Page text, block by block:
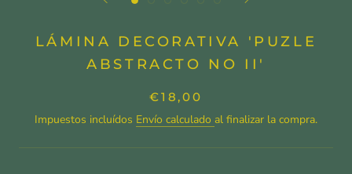
LÁMINA DECORATIVA 'PUZLE
ABSTRACTO NO II'
€18,00
Impuestos incluídos Envío calculado al finalizar la compra.